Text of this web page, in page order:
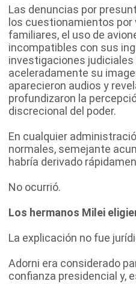
Las denuncias por
los cuestionamientos por
familiares, el uso de
incompatibles con sus
investigaciones
aceleradamente su
aparecieron audios y
profundizaron la
discrecional del poder.
En cualquier
normales, semejante
habría derivado
No ocurrió.
Los hermanos Milei
La explicación no fue
Adorni era considerado
confianza presidencial y,